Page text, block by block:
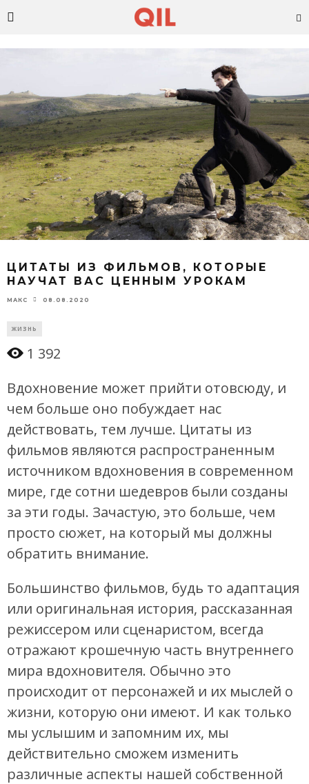
ЦИТАТЫ ИЗ ФИЛЬМОВ, КОТОРЫЕ
НАУЧАТ ВАС ЦЕННЫМ УРОКАМ
МАКС 08.08.2020
ЖИЗНЬ
1 392
Вдохновение может прийти отовсюду, и
чем больше оно побуждает нас
действовать, тем лучше. Цитаты из
фильмов являются распространенным
источником вдохновения в современном
мире, где сотни шедевров были созданы
за эти годы. Зачастую, это больше, чем
просто сюжет, на который мы должны
обратить внимание.
Большинство фильмов, будь то адаптация
или оригинальная история, рассказанная
режиссером или сценаристом, всегда
отражают крошечную часть внутреннего
мира вдохновителя. Обычно это
происходит от персонажей и их мыслей о
жизни, которую они имеют. И как только
мы услышим и запомним их, мы
действительно сможем изменить
различные аспекты нашей собственной